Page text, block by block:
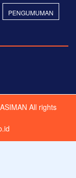
PENGUMUMAN
All rights